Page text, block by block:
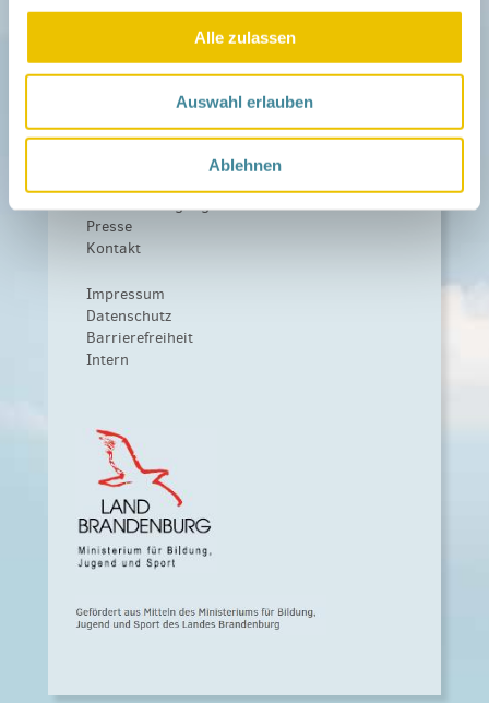
Alle zulassen
Auswahl erlauben
Ablehnen
Träger und Förderer
Kooperationen
Förderer werden / Spenden
Presse
Kontakt
Impressum
Datenschutz
Barrierefreiheit
Intern